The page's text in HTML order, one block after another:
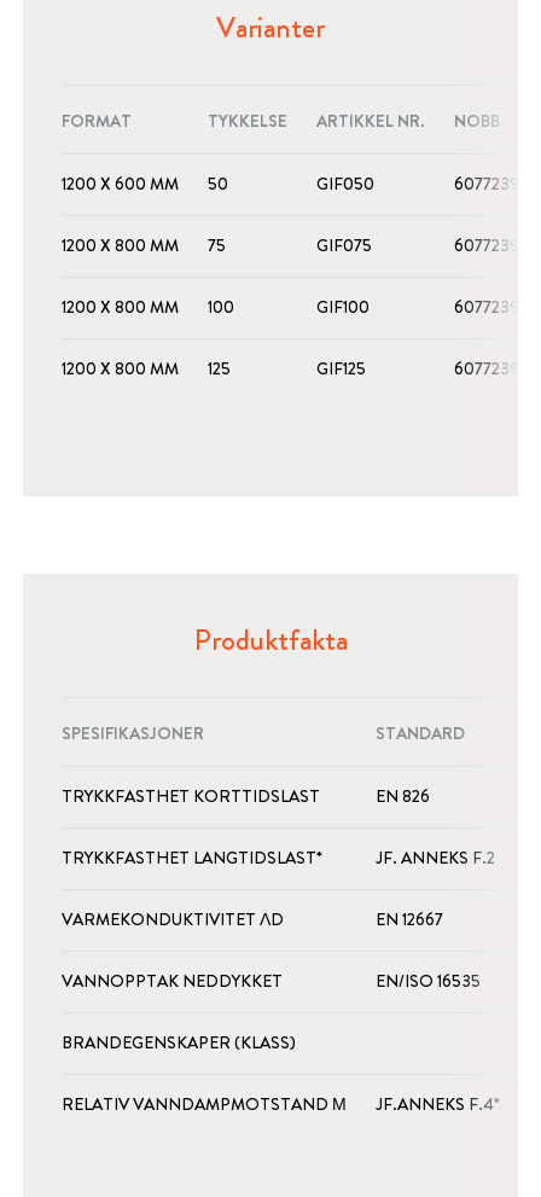
Varianter
FORMAT TYKKELSE ARTIKKEL NR. NOBB
1200 X 600 MM 50 GIF050 60772395
1200 X 800 MM 75 GIF075 60772396
1200 X 800 MM 100 GIF100 60772397
1200 X 800 MM 125 GIF125 60772398
Produktfakta
SPESIFIKASJONER STANDARD
TRYKKFASTHET KORTTIDSLAST EN 826
TRYKKFASTHET LANGTIDSLAST* JF. ANNEKS F.2
VARMEKONDUKTIVITET ΛD EN 12667
VANNOPPTAK NEDDYKKET EN/ISO 16535
BRANDEGENSKAPER (KLASS)
RELATIV VANNDAMPMOTSTAND Μ JF.ANNEKS F.4*